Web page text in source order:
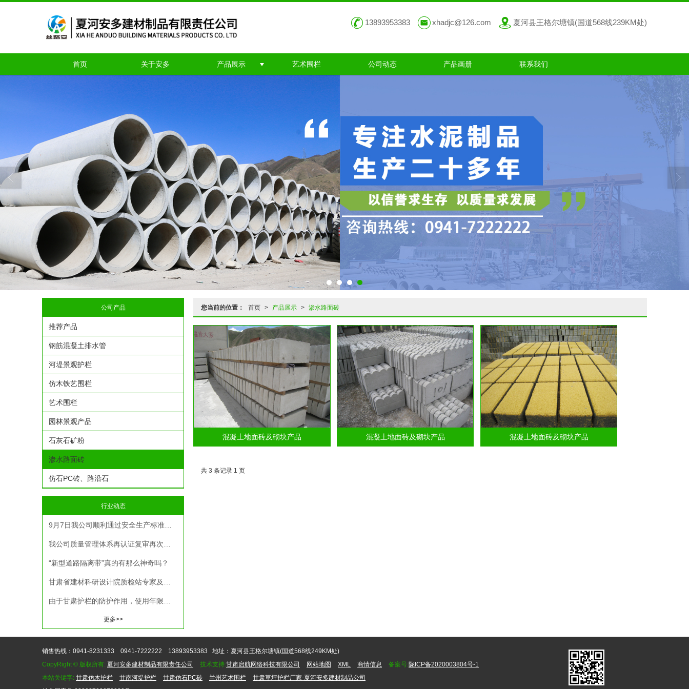
13893953383 xhadjc@126.com 夏河县王格尔塘镇(国道568线239KM处)
首页 关于安多 产品展示 艺术围栏 公司动态 产品画册 联系我们
您当前的位置： 首页 > 产品展示 > 渗水路面砖
混凝土地面砖及砌块产品 混凝土地面砖及砌块产品 混凝土地面砖及砌块产品
共 3 条记录 1 页
公司产品
推荐产品
钢筋混凝土排水管
河堤景观护栏
仿木铁艺围栏
艺术围栏
园林景观产品
石灰石矿粉
渗水路面砖
仿石PC砖、路沿石
行业动态
“新型道路隔离带”真的有那么神奇吗？
更多>>
销售热线：0941-8231333 0941-7222222 13893953383 地址：夏河县王格尔塘镇(国道568线249KM处)
CopyRight © 版权所有: 夏河安多建材制品有限责任公司 技术支持:甘肃启航网络科技有限公司 网站地图 XML 商情信息 备案号:陇ICP备2020003804号-1
本站关键字: 甘肃仿木护栏 甘南河堤护栏 甘肃仿石PC砖 兰州艺术围栏
甘肃草坪护栏厂家-夏河安多建材制品公司